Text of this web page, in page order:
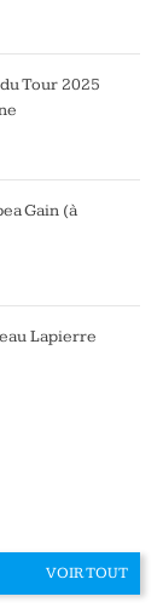
Tour 2025
Gain (à
Lapierre
VOIR TOUT